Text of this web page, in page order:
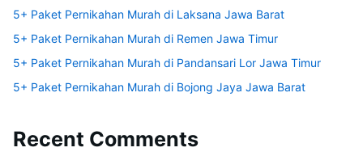
5+ Paket Pernikahan Murah di Laksana Jawa Barat
5+ Paket Pernikahan Murah di Remen Jawa Timur
5+ Paket Pernikahan Murah di Pandansari Lor Jawa Timur
5+ Paket Pernikahan Murah di Bojong Jaya Jawa Barat
Recent Comments